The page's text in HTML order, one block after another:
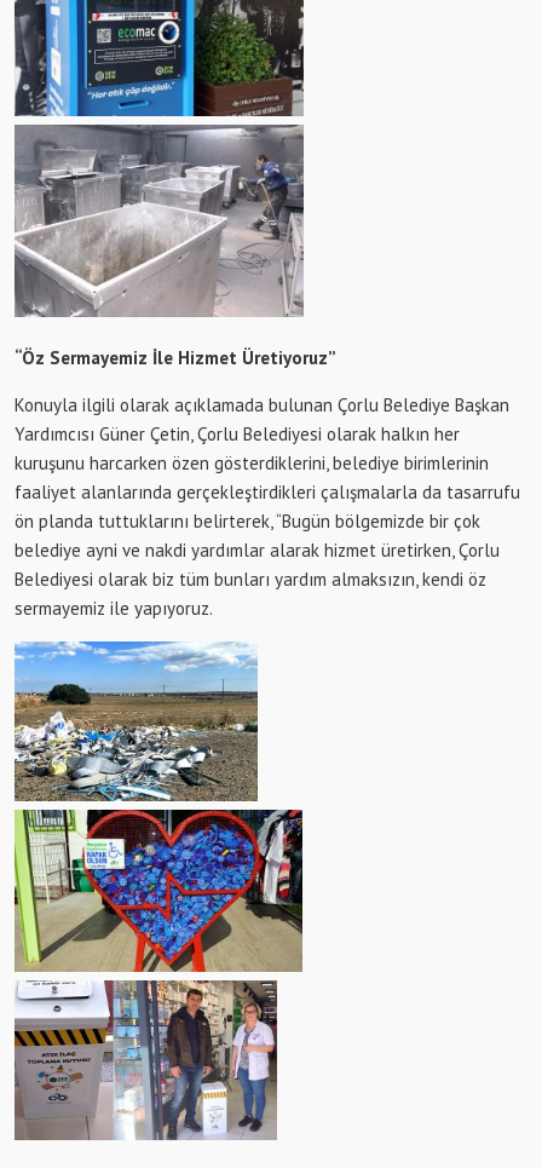
“Öz Sermayemiz İle Hizmet Üretiyoruz”
Konuyla ilgili olarak açıklamada bulunan Çorlu Belediye Başkan
Yardımcısı Güner Çetin, Çorlu Belediyesi olarak halkın her
kuruşunu harcarken özen gösterdiklerini, belediye birimlerinin
faaliyet alanlarında gerçekleştirdikleri çalışmalarla da tasarrufu
ön planda tuttuklarını belirterek, “Bugün bölgemizde bir çok
belediye ayni ve nakdi yardımlar alarak hizmet üretirken, Çorlu
Belediyesi olarak biz tüm bunları yardım almaksızın, kendi öz
sermayemiz ile yapıyoruz.